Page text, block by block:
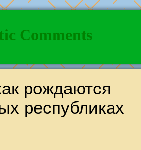
Comments
рождаются
республиках